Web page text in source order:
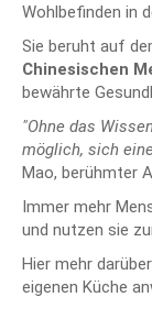
Wohlbefinden in
Sie beruht auf
Chinesischen
bewährte
"Ohne das
möglich, sich
Mao, berühmter
Immer mehr
und nutzen sie
Hier mehr
eigenen Küche